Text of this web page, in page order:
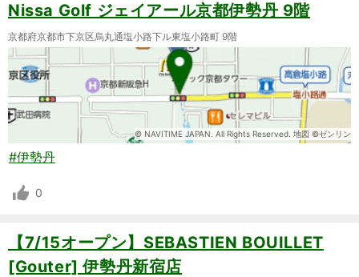
Nissa Golf ジェイアール京都伊勢丹 9階
京都府京都市下京区烏丸通塩小路下ル東塩小路町 9階
© NAVITIME JAPAN. All Rights Reserved. 地図 ©ゼンリン
#伊勢丹
0
【7/15オープン】SEBASTIEN BOUILLET
[Gouter] 伊勢丹新宿店